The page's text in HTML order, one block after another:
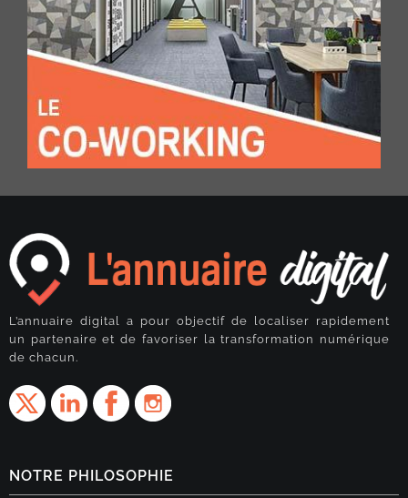
L’annuaire digital a pour objectif de localiser rapidement
un partenaire et de favoriser la transformation numérique
de chacun.
NOTRE PHILOSOPHIE